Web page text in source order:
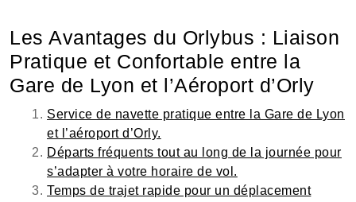
Les Avantages du Orlybus : Liaison
Pratique et Confortable entre la
Gare de Lyon et l’Aéroport d’Orly
Service de navette pratique entre la Gare de Lyon
et l’aéroport d’Orly.
Départs fréquents tout au long de la journée pour
s’adapter à votre horaire de vol.
Temps de trajet rapide pour un déplacement